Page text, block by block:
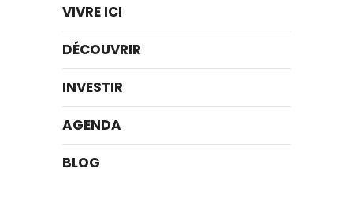
VIVRE ICI
DÉCOUVRIR
INVESTIR
AGENDA
BLOG